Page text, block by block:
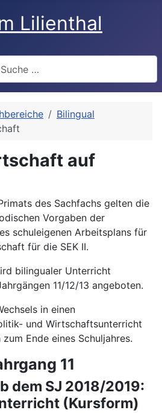
Bilingual
auf
des Sachfachs gelten die
Vorgaben der
schuleigenen Arbeitsplans für
für die SEK II.
bilingualer Unterricht
11/12/13 angeboten.
in einen
und Wirtschaftsunterricht
Ende eines Schuljahres.
11
dem SJ 2018/2019:
(Kursform)